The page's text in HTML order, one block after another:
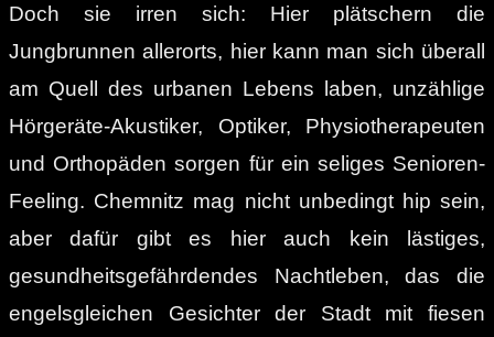
Doch sie irren sich: Hier plätschern die
Jungbrunnen allerorts, hier kann man sich überall
am Quell des urbanen Lebens laben, unzählige
Hörgeräte-Akustiker, Optiker, Physiotherapeuten
und Orthopäden sorgen für ein seliges Senioren-
Feeling. Chemnitz mag nicht unbedingt hip sein,
aber dafür gibt es hier auch kein lästiges,
gesundheitsgefährdendes Nachtleben, das die
engelsgleichen Gesichter der Stadt mit fiesen